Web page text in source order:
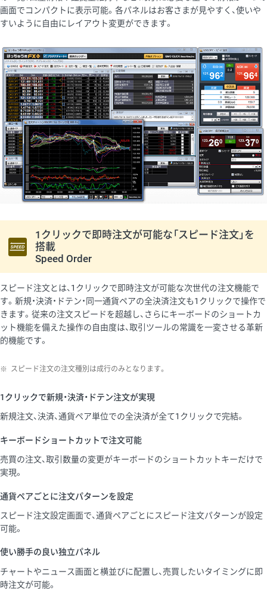
画面でコンパクトに表示可能。各パネルはお客さまが見やすく、使いや
すいように自由にレイアウト変更ができます。
1クリックで即時注文が可能な「スピード注文」を
搭載
Speed Order
スピード注文とは、1クリックで即時注文が可能な次世代の注文機能で
す。新規・決済・ドテン・同一通貨ペアの全決済注文も1クリックで操作で
きます。従来の注文スピードを超越し、さらにキーボードのショートカ
ット機能を備えた操作の自由度は、取引ツールの常識を一変させる革新
的機能です。
※ スピード注文の注文種別は成行のみとなります。
1クリックで新規・決済・ドテン注文が実現
新規注文、決済、通貨ペア単位での全決済が全て1クリックで完結。
キーボードショートカットで注文可能
売買の注文、取引数量の変更がキーボードのショートカットキーだけで
実現。
通貨ペアごとに注文パターンを設定
スピード注文設定画面で、通貨ペアごとにスピード注文パターンが設定
可能。
使い勝手の良い独立パネル
チャートやニュース画面と横並びに配置し、売買したいタイミングに即
時注文が可能。